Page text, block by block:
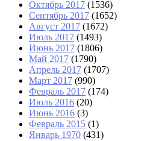
Октябрь 2017 (1536)
Сентябрь 2017 (1652)
Август 2017 (1672)
Июль 2017 (1493)
Июнь 2017 (1806)
Май 2017 (1790)
Апрель 2017 (1707)
Март 2017 (990)
Февраль 2017 (174)
Июль 2016 (20)
Июнь 2016 (3)
Февраль 2015 (1)
Январь 1970 (431)